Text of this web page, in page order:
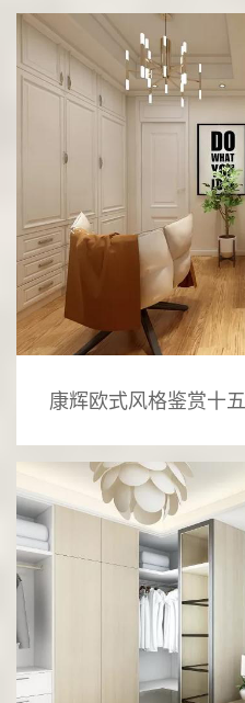
康辉欧式风格鉴赏十五